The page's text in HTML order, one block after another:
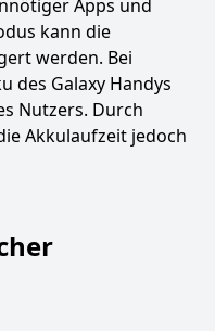
Apps und
kann die
werden. Bei
des Galaxy Handys
Nutzers. Durch
Akkulaufzeit jedoch